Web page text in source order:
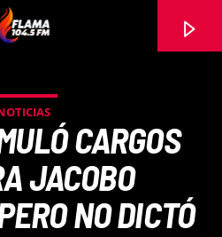
CARGOS
JACOBO
NO DICTÓ